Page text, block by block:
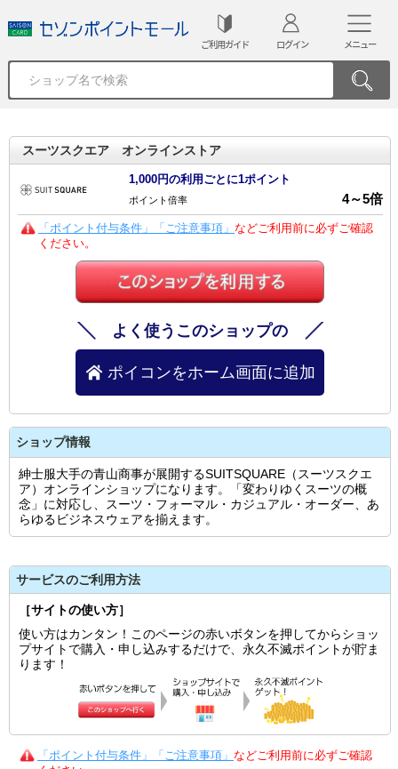
ご利用ガイド ログイン メニュー
スーツスクエア オンラインストア
1,000円の利用ごとに1ポイント
ポイント倍率 4～5倍
「ポイント付与条件」「ご注意事項」 などご利用前に必ずご確認
ください。
よく使うこのショップの
ポイコンをホーム画面に追加
ショップ情報
紳士服大手の青山商事が展開するSUITSQUARE（スーツスクエ
ア）オンラインショップになります。「変わりゆくスーツの概
念」に対応し、スーツ・フォーマル・カジュアル・オーダー、あ
らゆるビジネスウェアを揃えます。
サービスのご利用方法
［サイトの使い方］
使い方はカンタン！このページの赤いボタンを押してからショッ
プサイトで購入・申し込みするだけで、永久不滅ポイントが貯ま
ります！
「ポイント付与条件」「ご注意事項」 などご利用前に必ずご確認